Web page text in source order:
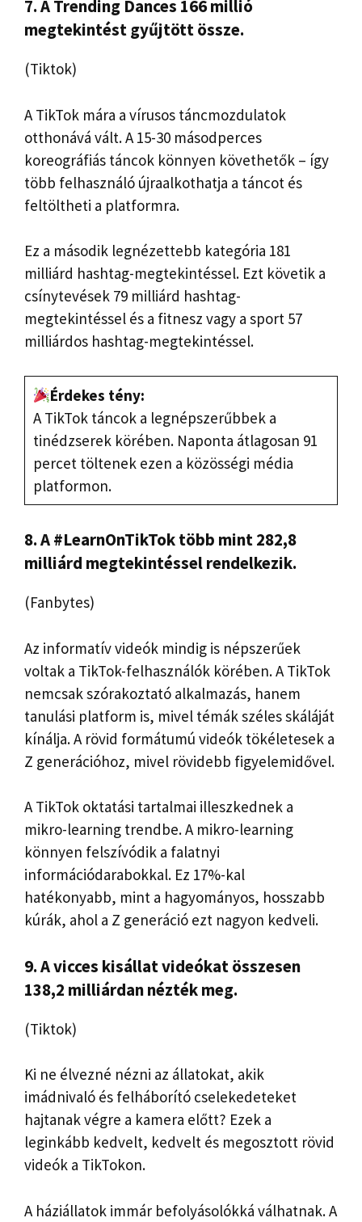
7. A Trending Dances 166 millió
megtekintést gyűjtött össze.
(Tiktok)
A TikTok mára a vírusos táncmozdulatok
otthonává vált. A 15-30 másodperces
koreográfiás táncok könnyen követhetők – így
több felhasználó újraalkothatja a táncot és
feltöltheti a platformra.
Ez a második legnézettebb kategória 181
milliárd hashtag-megtekintéssel. Ezt követik a
csínytevések 79 milliárd hashtag-
megtekintéssel és a fitnesz vagy a sport 57
milliárdos hashtag-megtekintéssel.
Érdekes tény:
A TikTok táncok a legnépszerűbbek a
tinédzserek körében. Naponta átlagosan 91
percet töltenek ezen a közösségi média
platformon.
8. A #LearnOnTikTok több mint 282,8
milliárd megtekintéssel rendelkezik.
(Fanbytes)
Az informatív videók mindig is népszerűek
voltak a TikTok-felhasználók körében. A TikTok
nemcsak szórakoztató alkalmazás, hanem
tanulási platform is, mivel témák széles skáláját
kínálja. A rövid formátumú videók tökéletesek a
Z generációhoz, mivel rövidebb figyelemidővel.
A TikTok oktatási tartalmai illeszkednek a
mikro-learning trendbe. A mikro-learning
könnyen felszívódik a falatnyi
információdarabokkal. Ez 17%-kal
hatékonyabb, mint a hagyományos, hosszabb
kúrák, ahol a Z generáció ezt nagyon kedveli.
9. A vicces kisállat videókat összesen
138,2 milliárdan nézték meg.
(Tiktok)
Ki ne élvezné nézni az állatokat, akik
imádnivaló és felháborító cselekedeteket
hajtanak végre a kamera előtt? Ezek a
leginkább kedvelt, kedvelt és megosztott rövid
videók a TikTokon.
A háziállatok immár befolyásolókká válhatnak. A